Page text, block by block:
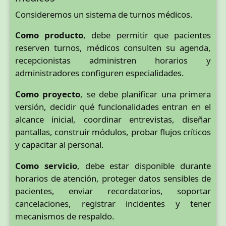
Consideremos un sistema de turnos médicos.
Como producto, debe permitir que pacientes
reserven turnos, médicos consulten su agenda,
recepcionistas administren horarios y
administradores configuren especialidades.
Como proyecto, se debe planificar una primera
versión, decidir qué funcionalidades entran en el
alcance inicial, coordinar entrevistas, diseñar
pantallas, construir módulos, probar flujos críticos
y capacitar al personal.
Como servicio, debe estar disponible durante
horarios de atención, proteger datos sensibles de
pacientes, enviar recordatorios, soportar
cancelaciones, registrar incidentes y tener
mecanismos de respaldo.